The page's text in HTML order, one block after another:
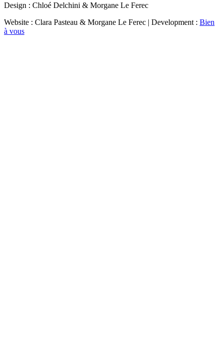
Design : Chloé Delchini & Morgane Le Ferec
Website : Clara Pasteau & Morgane Le Ferec | Development : Bien
à vous